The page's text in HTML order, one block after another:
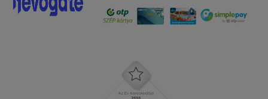
Kidobott pènz volt...
2025-08-13 - Krisztina: